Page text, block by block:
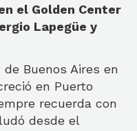
el Golden Center
Lapegüe y
Buenos Aires en
en Puerto
recuerda con
desde el